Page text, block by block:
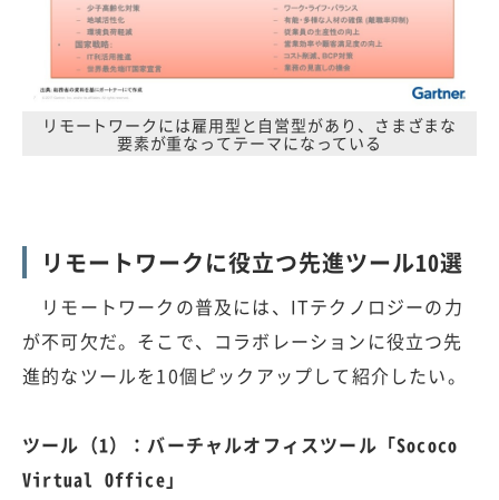
リモートワークには雇用型と自営型があり、さまざまな
要素が重なってテーマになっている
リモートワークに役立つ先進ツール10選
リモートワークの普及には、ITテクノロジーの力
が不可欠だ。そこで、コラボレーションに役立つ先
進的なツールを10個ピックアップして紹介したい。
ツール（1）：バーチャルオフィスツール「Sococo
Virtual Office」